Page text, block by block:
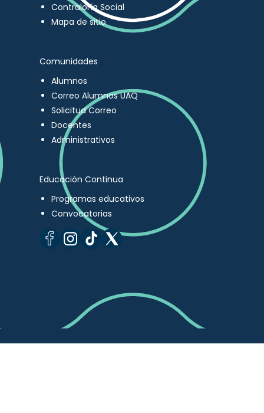
Contraloría Social
Mapa de sitio
Comunidades
Alumnos
Correo Alumnos UAQ
Solicitud Correo
Docentes
Administrativos
Educación Continua
Programas educativos
Convocatorias